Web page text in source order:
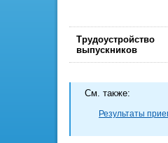
Трудоустройство
выпускников
Cм. также:
Результаты